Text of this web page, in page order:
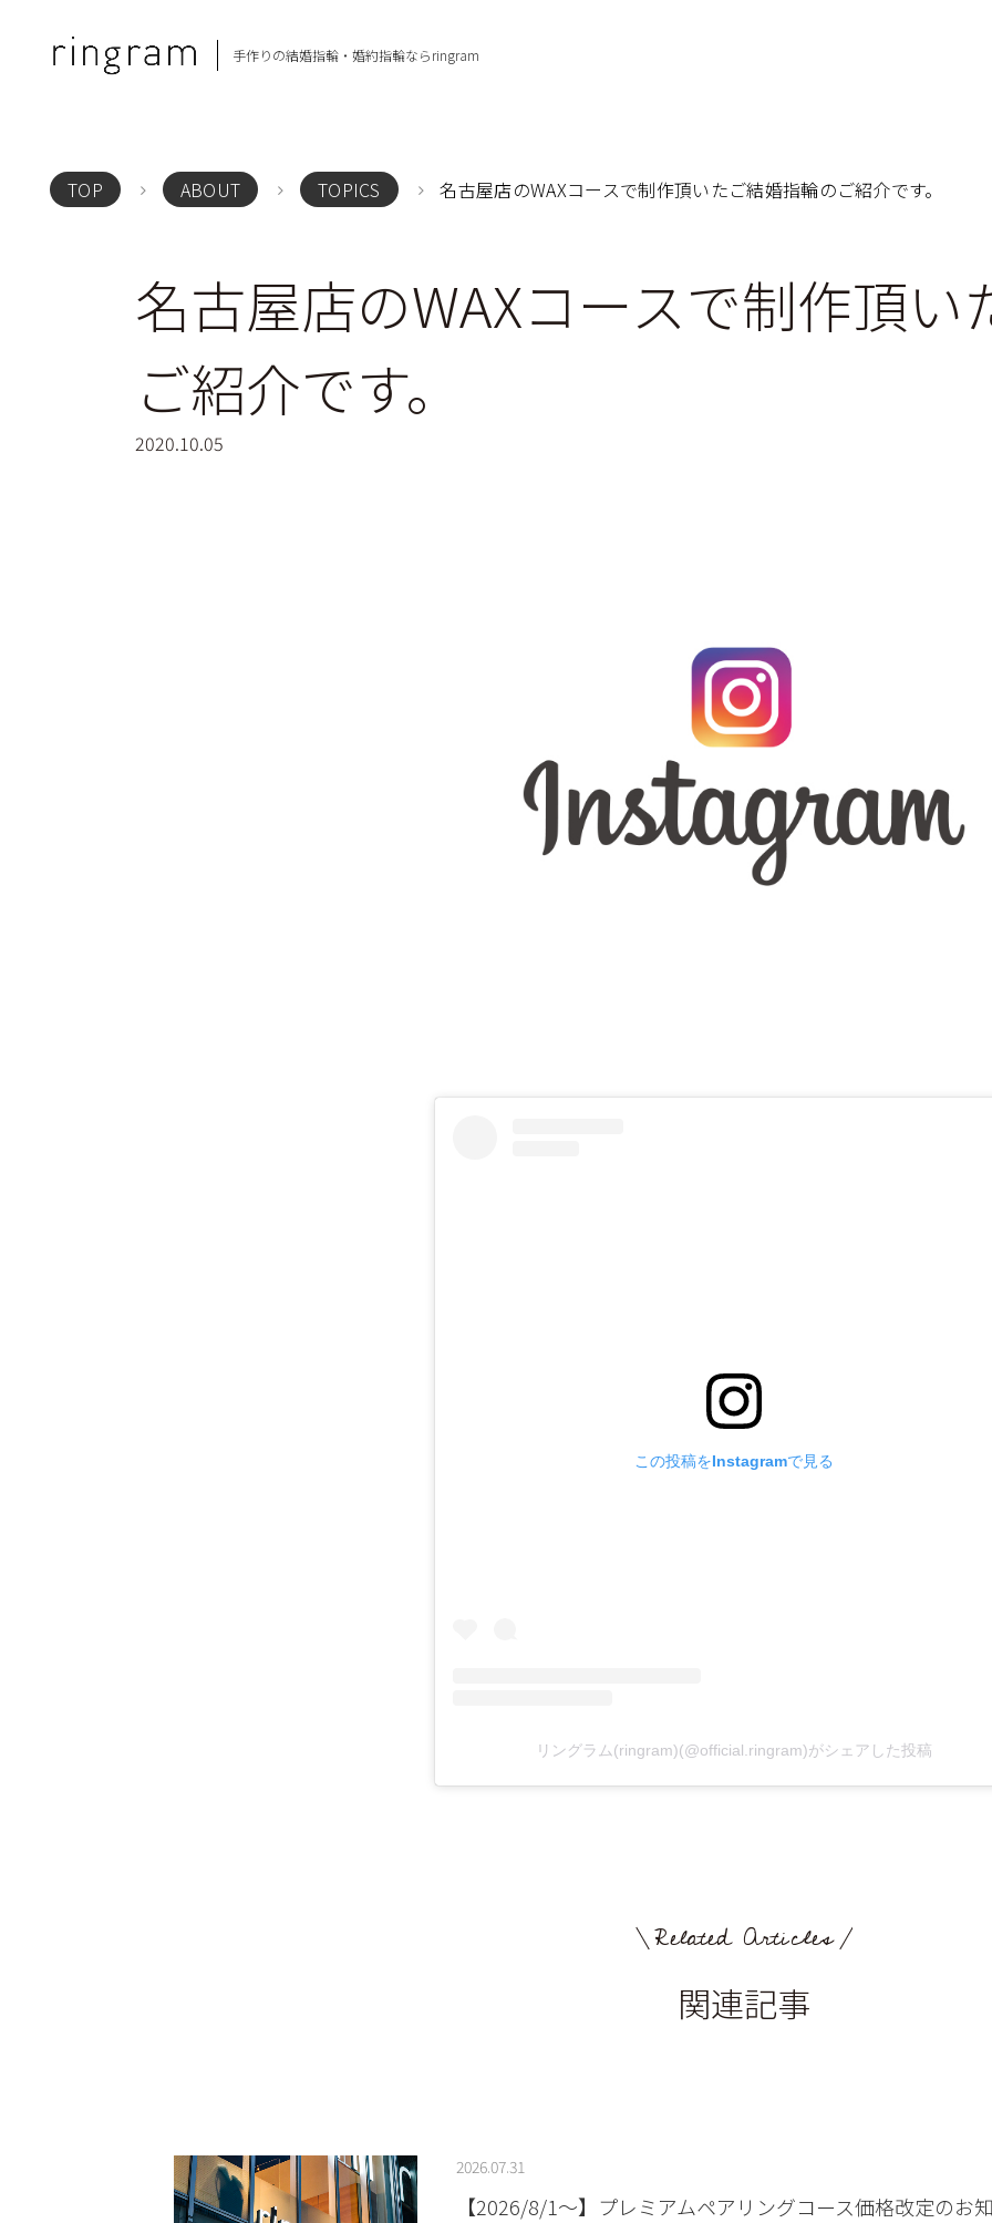
手作りの結婚指輪・ 婚約指輪ならringram
TOP ABOUT TOPICS 名古屋店のWAXコースで制作頂いたご結婚指輪のご紹介です。
名古屋店のWAXコースで制作頂
ご紹介です。
2020.10.05
この投稿をInstagramで見る
リングラム(ringram)(@official.ringram)がシェアした投稿
Related Articles
関連記事
2026.07.31
【2026/8/1～】プレミアムペアリングコース価格改定のお